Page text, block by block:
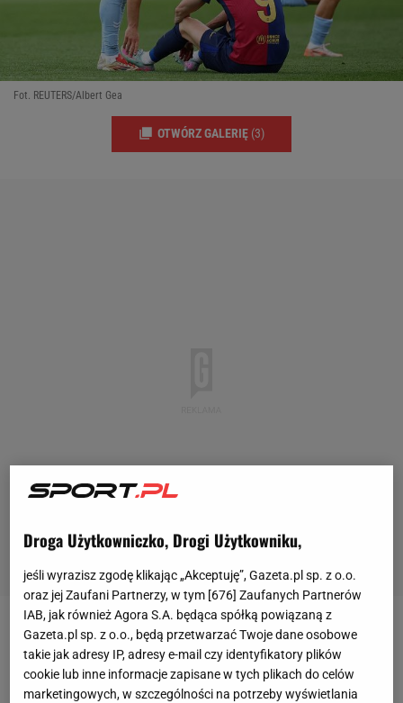
Fot. REUTERS/Albert Gea
OTWÓRZ GALERIĘ (3)
FC Barcelona przegrywała już 1:3 z Celtą Vigo, ale
ostatecznie dokonała "remontady" i wygrała 4:3 po
decydującym golu Raphinhi z rzutu karnego. Robert
Droga Użytkowniczko, Drogi Użytkowniku,
jeśli wyrazisz zgodę klikając „Akceptuję”, Gazeta.pl sp. z o.o.
oraz jej Zaufani Partnerzy, w tym [676] Zaufanych Partnerów
IAB, jak również Agora S.A. będąca spółką powiązaną z
Gazeta.pl sp. z o.o., będą przetwarzać Twoje dane osobowe
takie jak adresy IP, adresy e-mail czy identyfikatory plików
cookie lub inne informacje zapisane w tych plikach do celów
marketingowych, w szczególności na potrzeby wyświetlania